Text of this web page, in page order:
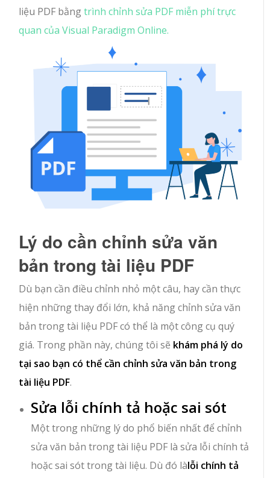
liệu PDF bằngtrình chỉnh sửa PDF miễn phí trực
quan của Visual Paradigm Online.
Lý do cần chỉnh sửa văn
bản trong tài liệu PDF
Dù bạn cần điều chỉnh nhỏ một câu, hay cần thực
hiện những thay đổi lớn, khả năng chỉnh sửa văn
bản trong tài liệu PDF có thể là một công cụ quý
giá. Trong phần này, chúng tôi sẽ khám phá lý do
tại sao bạn có thể cần chỉnh sửa văn bản trong
tài liệu PDF.
Sửa lỗi chính tả hoặc sai sót
Một trong những lý do phổ biến nhất để chỉnh
sửa văn bản trong tài liệu PDF là sửa lỗi chính tả
hoặc sai sót trong tài liệu. Dù đó làlỗi chính tả